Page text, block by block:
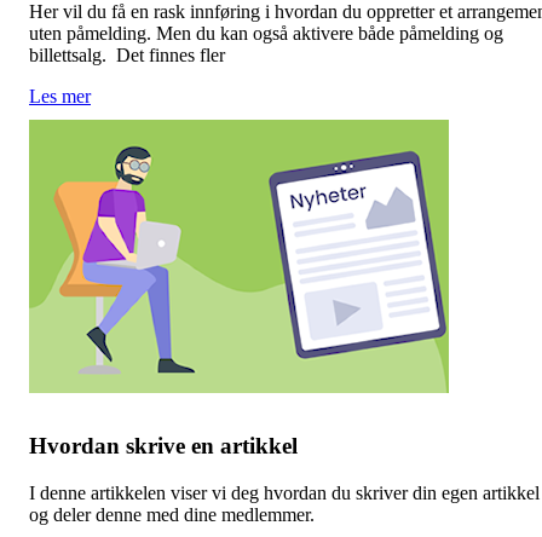
Her vil du få en rask innføring i hvordan du oppretter et
uten påmelding. Men du kan også aktivere både påmelding og
billettsalg. Det finnes fler
Les mer
Hvordan skrive en artikkel
I denne artikkelen viser vi deg hvordan du skriver din egen artikkel
og deler denne med dine medlemmer.